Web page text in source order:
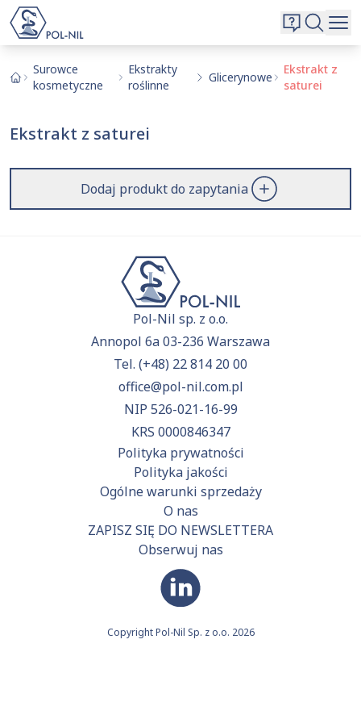
O nas
Kontakt
Surowce
kosmetyczne
Ekstrakty
roślinne
Glicerynowe
Ekstrakt z
saturei
Ekstrakt z saturei
Dodaj produkt do zapytania
Pol-Nil sp. z o.o.
Annopol 6a 03-236 Warszawa
Tel. (+48) 22 814 20 00
office@pol-nil.com.pl
NIP 526-021-16-99
KRS 0000846347
Polityka prywatności
Polityka jakości
Ogólne warunki sprzedaży
O nas
ZAPISZ SIĘ DO NEWSLETTERA
Obserwuj nas
Copyright Pol-Nil Sp. z o.o. 2026
Wybrane surowce i substancje
Aktualnie niczego nie dodałeś do zapytania.
Wyszukiwarka
Szukaj